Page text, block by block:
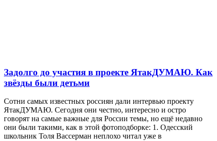
Задолго до участия в проекте ЯтакДУМАЮ. Как
звёзды были детьми
Сотни самых известных россиян дали интервью проекту
ЯтакДУМАЮ. Сегодня они честно, интересно и остро
говорят на самые важные для России темы, но ещё недавно
они были такими, как в этой фотоподборке: 1. Одесский
школьник Толя Вассерман неплохо читал уже в